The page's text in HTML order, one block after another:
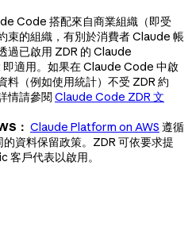
Code 搭配來自商業組織（即受
束的組織，有別於消費者 Claude 帳
過已啟用 ZDR 的 Claude
適用。如果在 Claude Code 中啟
料（例如使用統計）不受 ZDR 約
情請參閱Claude Code ZDR 文
： Claude Platform on AWS 遵循
資料保留政策。ZDR 可依要求提
戶代表以啟用。